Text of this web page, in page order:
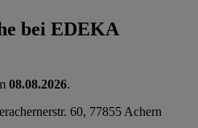
bei EDEKA
08.08.2026.
60, 77855 Achern